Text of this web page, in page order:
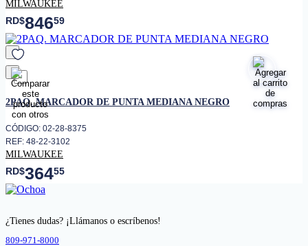
MILWAUKEE
RD$84659
favorito
2PAQ. MARCADOR DE PUNTA MEDIANA NEGRO
CÓDIGO: 02-28-8375
REF: 48-22-3102
MILWAUKEE
RD$36455
¿Tienes dudas? ¡Llámanos o escríbenos!
809-971-8000